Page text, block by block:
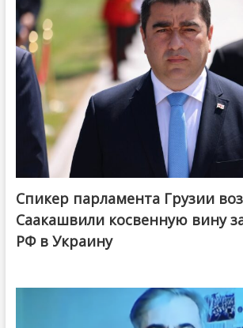
Спикер парламента Грузии
Саакашвили косвенную вину
РФ в Украину